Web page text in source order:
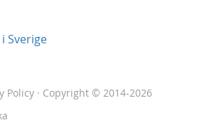
Sverige
Policy · Copyright © 2014-2026